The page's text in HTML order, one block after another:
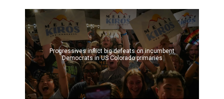
Progressives inflict big defeats on incumbent
Democrats in US Colorado primaries